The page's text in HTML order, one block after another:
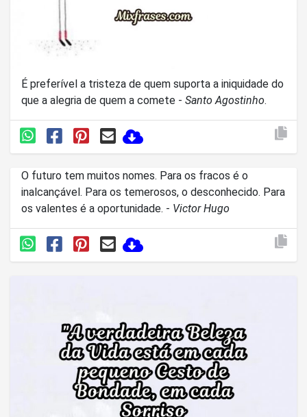
É preferível a tristeza de quem suporta a iniquidade do
que a alegria de quem a comete - Santo Agostinho.
O futuro tem muitos nomes. Para os fracos é o
inalcançável. Para os temerosos, o desconhecido. Para
os valentes é a oportunidade. - Victor Hugo